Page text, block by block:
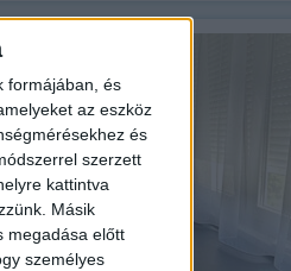
formájában, és
az eszköz
és
szerzett
kattintva
Másik
megadása előtt
személyes